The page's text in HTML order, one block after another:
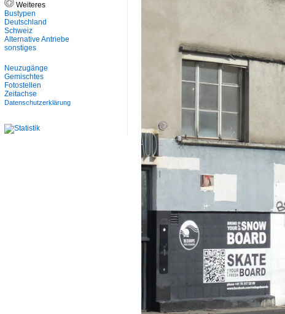
Weiteres
Bustypen
Deutschland
Schweiz
Alternative Antriebe
sonstiges
Neuzugänge
Gemischtes
Fotostellen
Zeitachse
Datenschutzerklärung